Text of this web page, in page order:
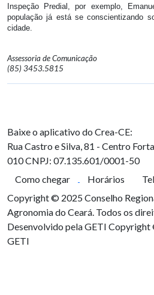
Inspeção Predial, por exemplo,
população já está se conscientizando
cidade.
Assessoria de Comunicação
(85) 3453.5815
Baixe o aplicativo do Crea-CE:
Rua Castro e Silva, 81 - Centro
010CNPJ: 07.135.601/0001-50
Como chegar
Horários
Copyright © 2025 Conselho
Agronomia do Ceará. Todos os
Desenvolvido pela GETI Copyright
GETI